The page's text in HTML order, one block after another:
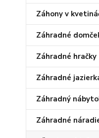
Záhony v
Záhradné
Záhradné hračky
Záhradné
Záhradný
Záhradné